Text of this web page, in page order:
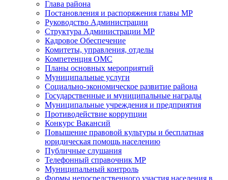
Глава района
Постановления и распоряжения главы МР
Руководство Администрации
Структура Администрации МР
Кадровое Обеспечение
Комитеты, управления, отделы
Компетенция ОМС
Планы основных мероприятий
Муниципальные услуги
Социально-экономическое развитие района
Государственные и муниципальные награды
Муниципальные учреждения и предприятия
Противодействие коррупции
Конкурс Вакансий
Повышение правовой культуры и бесплатная
юридическая помощь населению
Публичные слушания
Телефонный справочник МР
Муниципальный контроль
Формы непосредственного участия населения в